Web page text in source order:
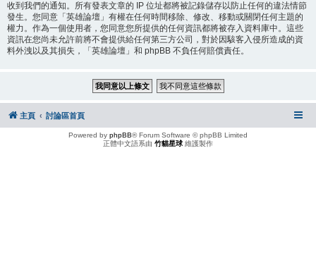
收到我們的通知。所有發表文章的 IP 位址都將被記錄儲存以防止任何的違法情節
發生。您同意「英雄論壇」有權在任何時間移除、修改、移動或關閉任何主題的
權力。作為一個使用者，您同意您所提供的任何資訊都將被存入資料庫中。這些
資訊在您尚未允許前將不會提供給任何第三方公司，對於因駭客入侵所造成的資
料外洩以及其損失，「英雄論壇」和 phpBB 不負任何賠償責任。
主頁 討論區首頁
Powered by phpBB® Forum Software © phpBB Limited
正體中文語系由 竹貓星球 維護製作